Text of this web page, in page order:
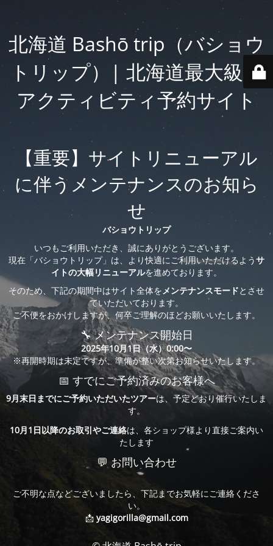
北海道 Bashō trip（バショウ
トリップ）| 北海道最大級の
アクティビティ予約サイト
【重要】サイトリニューアル
に伴うメンテナンスのお知ら
せ
バショウトリップ
いつもご利用いただき、誠にありがとうございます。
現在「バショウトリップ」は、より快適にご利用いただけるようサ
イトの大幅リニューアルを進めております。
そのため、下記の期間中はサイト全体をメンテナンスモードとさせ
ていただいております。
ご不便をおかけしますが、何卒ご理解のほどお願いいたします。
🔧 メンテナンス開始日
2025年10月1日（水）0:00〜
※再開時期は未定ですが、準備が整い次第お知らせいたします。
📅 すでにご予約済みのお客様へ
9月末日までにご予約いただいたツアーは、予定どおり催行いたしま
す。
10月1日以降のお取引やご連絡は、各ショップ様より直接ご案内い
たします
💬 お問い合わせ
ご不明な点などございましたら、下記までお気軽にご連絡くださ
い。
📩 yagigorilla@gmail.com